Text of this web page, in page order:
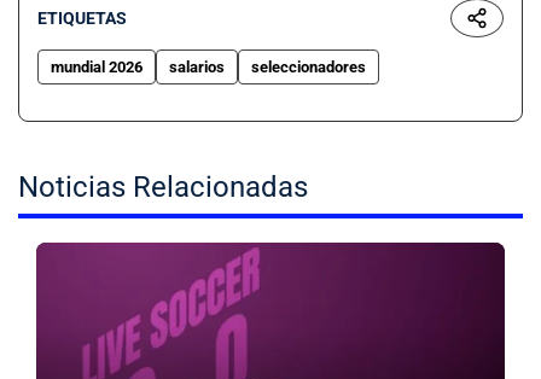
ETIQUETAS
mundial 2026 salarios seleccionadores
Noticias Relacionadas